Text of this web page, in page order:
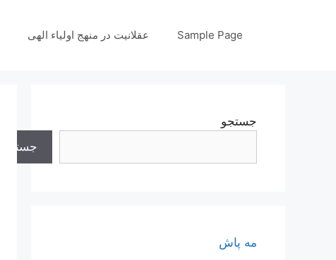
Sample Page عقلانیت در منهج اولیاء الهی
جستجو
جستجو
مه پاش